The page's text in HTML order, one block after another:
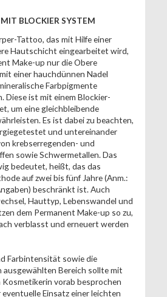
BLOCKIER SYSTEM
Tattoo, das mit Hilfe einer
Hautschicht eingearbeitet wird,
Make-up nur die Obere
einer hauchdünnen Nadel
Farbpigmente
Diese ist mit einem Blockier-
um eine gleichbleibende
Es ist dabei zu beachten,
und untereinander
krebserregenden- und
sowie Schwermetallen. Das
bedeutet, heißt, das das
auf zwei bis fünf Jahre (Anm.:
beschränkt ist. Auch
Hauttyp, Lebenswandel und
dem Permanent Make-up so zu,
verblasst und erneuert werden
Farbintensität sowie die
ausgewählten Bereich sollte mit
vorab besprochen
Einsatz einer leichten